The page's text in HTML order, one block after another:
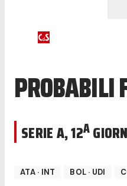
PROBABILI
SERIE A,12A
ATA· INT BOL · UDI